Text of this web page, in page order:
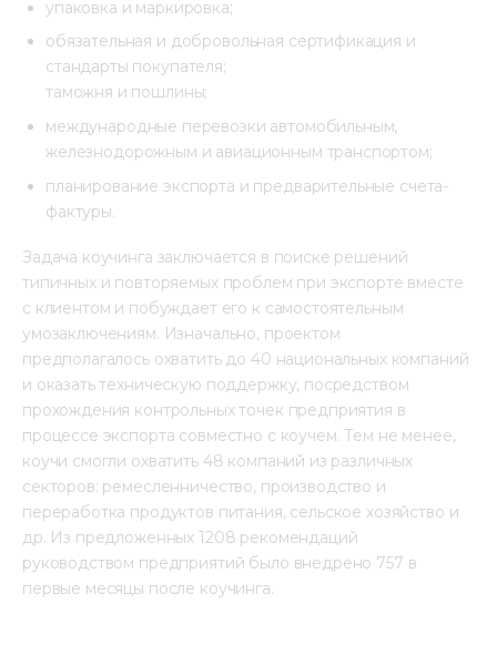
упаковка и маркировка;
обязательная и добровольная сертификация и
стандарты покупателя;
таможня и пошлины;
международные перевозки автомобильным,
железнодорожным и авиационным транспортом;
планирование экспорта и предварительные счета-
фактуры.
Задача коучинга заключается в поиске решений
типичных и повторяемых проблем при экспорте вместе
с клиентом и побуждает его к самостоятельным
умозаключениям. Изначально, проектом
предполагалось охватить до 40 национальных компаний
и оказать техническую поддержку, посредством
прохождения контрольных точек предприятия в
процессе экспорта совместно с коучем. Тем не менее,
коучи смогли охватить 48 компаний из различных
секторов: ремесленничество, производство и
переработка продуктов питания, сельское хозяйство и
др. Из предложенных 1208 рекомендаций
руководством предприятий было внедрено 757 в
первые месяцы после коучинга.